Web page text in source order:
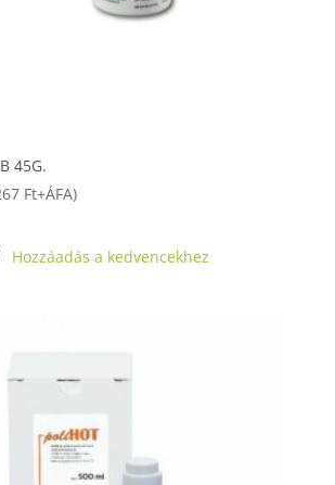
45G.
Ft+ÁFA)
Hozzáadás a kedvencekhez